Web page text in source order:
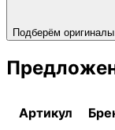
Подберём
Артикул